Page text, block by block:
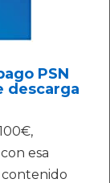
PSN
descarga
esa